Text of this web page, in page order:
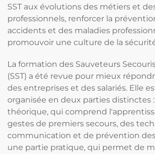
SST aux évolutions des métiers et
professionnels, renforcer la
accidents et des maladies
promouvoir une culture de la
La formation des Sauveteurs
(SST) a été revue pour mieux
des entreprises et des salariés. Elle
organisée en deux parties distinctes
théorique, qui comprend
gestes de premiers secours, des
communication et de prévention
une partie pratique, qui permet de